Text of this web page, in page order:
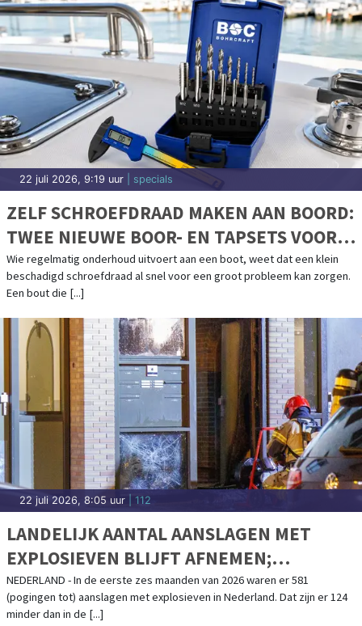
22 juli 2026, 9:19 uur | specials
ZELF SCHROEFDRAAD MAKEN AAN BOORD:
TWEE NIEUWE BOOR- EN TAPSETS VOOR
BOOTONDERHOUD
Wie regelmatig onderhoud uitvoert aan een boot, weet dat een klein
beschadigd schroefdraad al snel voor een groot probleem kan zorgen.
Een bout die [...]
22 juli 2026, 8:05 uur | 112
LANDELIJK AANTAL AANSLAGEN MET
EXPLOSIEVEN BLIJFT AFNEMEN;
AANSLAGENPROBLEMATIEK BLIJFT
ERNSTIG
NEDERLAND - In de eerste zes maanden van 2026 waren er 581
(pogingen tot) aanslagen met explosieven in Nederland. Dat zijn er 124
minder dan in de [...]